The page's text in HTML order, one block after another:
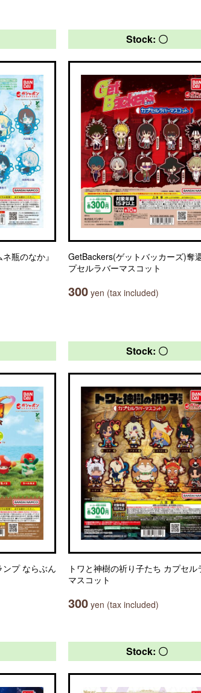
瓶のなか』
Stock: 〇
GetBackers(ゲットバッカーズ)奪
プセルラバーマスコット
300 yen (tax included)
プ ならぶん
Stock: 〇
トワと神樹の祈り子たち カプセル
マスコット
300 yen (tax included)
Stock: 〇